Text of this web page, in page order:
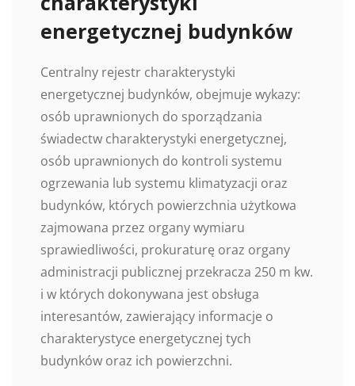
energetycznej budynków
Centralny rejestr charakterystyki
energetycznej budynków, obejmuje wykazy:
osób uprawnionych do sporządzania
świadectw charakterystyki energetycznej,
osób uprawnionych do kontroli systemu
ogrzewania lub systemu klimatyzacji oraz
budynków, których powierzchnia użytkowa
zajmowana przez organy wymiaru
sprawiedliwości, prokuraturę oraz organy
administracji publicznej przekracza 250 m kw.
i w których dokonywana jest obsługa
interesantów, zawierający informacje o
charakterystyce energetycznej tych
budynków oraz ich powierzchni.